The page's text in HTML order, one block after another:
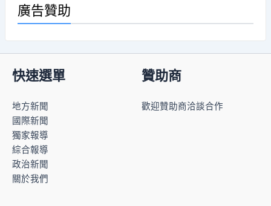
廣告贊助
快速選單
地方新聞
國際新聞
獨家報導
綜合報導
政治新聞
關於我們
贊助商
歡迎贊助商洽談合作